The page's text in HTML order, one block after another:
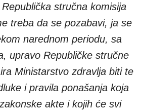
stručna komisija
treba da se pozabavi, ja se
narednom periodu, sa
upravo Republičke stručne
Ministarstvo zdravlja biti te
i pravila ponašanja koja
akte i kojih će svi